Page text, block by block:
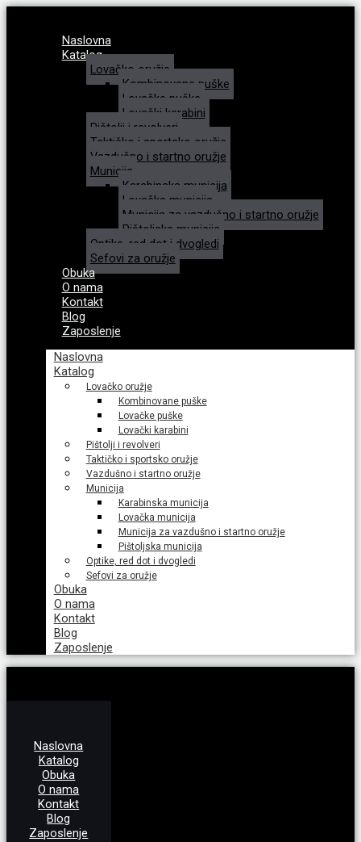
Naslovna
Katalog
Lovačko oružje
Kombinovane puške
Lovačke puške
Lovački karabini
Pištolji i revolveri
Taktičko i sportsko oružje
Vazdušno i startno oružje
Municija
Karabinska municija
Lovačka municija
Municija za vazdušno i startno oružje
Pištoljska municija
Optike, red dot i dvogledi
Sefovi za oružje
Obuka
O nama
Kontakt
Blog
Zaposlenje
Naslovna
Katalog
Lovačko oružje
Kombinovane puške
Lovačke puške
Lovački karabini
Pištolji i revolveri
Taktičko i sportsko oružje
Vazdušno i startno oružje
Municija
Karabinska municija
Lovačka municija
Municija za vazdušno i startno oružje
Pištoljska municija
Optike, red dot i dvogledi
Sefovi za oružje
Obuka
O nama
Kontakt
Blog
Zaposlenje
Naslovna
Katalog
Obuka
O nama
Kontakt
Blog
Zaposlenje